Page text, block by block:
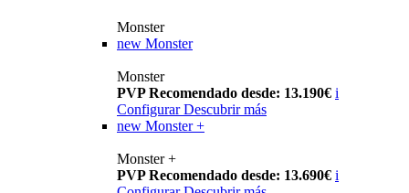
Monster
new Monster
Monster
PVP Recomendado desde: 13.190€ i
Configurar Descubrir más
new Monster +
Monster +
PVP Recomendado desde: 13.690€ i